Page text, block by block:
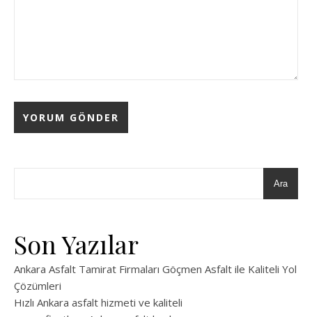
Ara
Son Yazılar
Ankara Asfalt Tamirat Firmaları Göçmen Asfalt ile Kaliteli Yol
Çözümleri
Hızlı Ankara asfalt hizmeti ve kaliteli